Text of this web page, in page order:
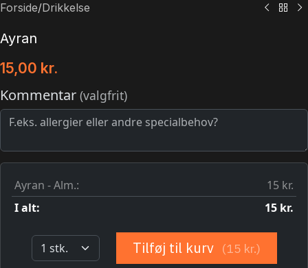
Forside/Drikkelse
Ayran
15,00 kr.